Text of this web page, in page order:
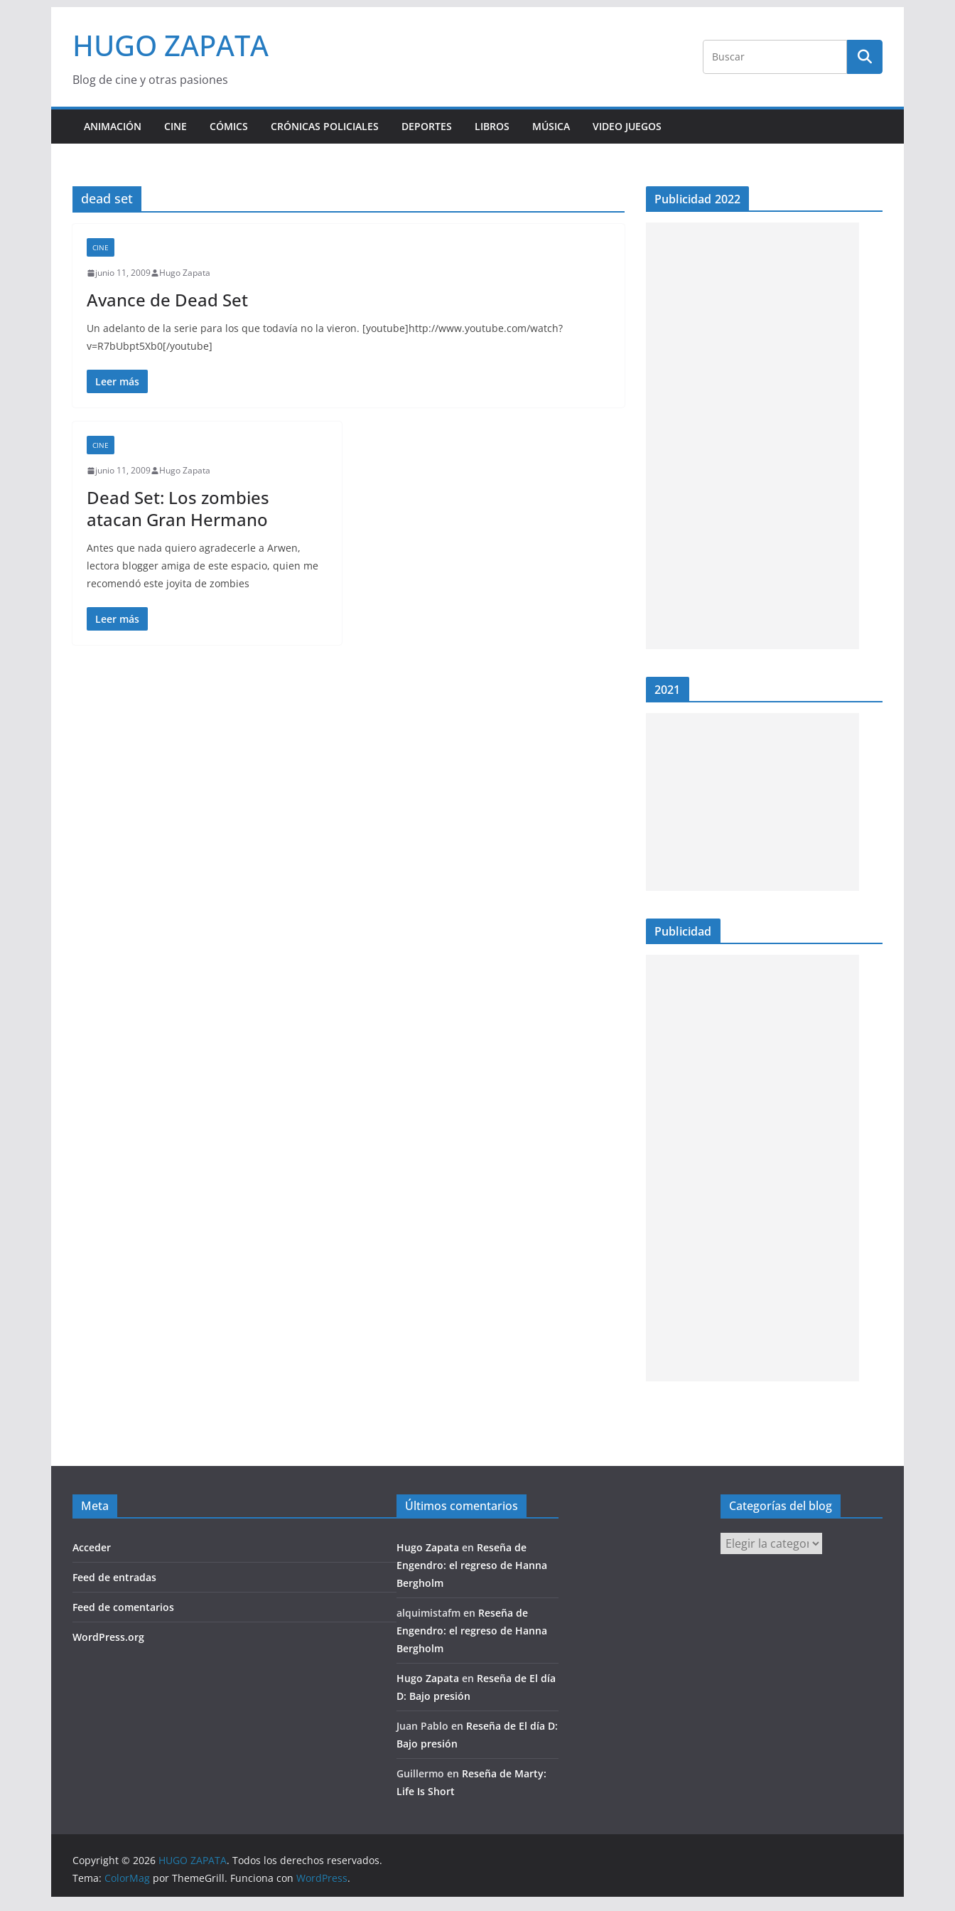
contenido
HUGO ZAPATA
Blog de cine y otras pasiones
ANIMACIÓN CINE CÓMICS CRÓNICAS POLICIALES DEPORTES LIBROS MÚSICA VIDEO JUEGOS
dead set
CINE
junio 11, 2009 Hugo Zapata
Avance de Dead Set
Un adelanto de la serie para los que todavía no la vieron. [youtube]http://www.youtube.com/watch?
v=R7bUbpt5Xb0[/youtube]
Leer más
CINE
junio 11, 2009 Hugo Zapata
Dead Set: Los zombies
atacan Gran Hermano
Antes que nada quiero agradecerle a Arwen,
lectora blogger amiga de este espacio, quien me
recomendó este joyita de zombies
Leer más
Publicidad 2022
2021
Publicidad
Meta
Acceder
Feed de entradas
Feed de comentarios
WordPress.org
Últimos comentarios
Hugo Zapata en Reseña de
Engendro: el regreso de Hanna
Bergholm
alquimistafm en Reseña de
Engendro: el regreso de Hanna
Bergholm
Hugo Zapata en Reseña de El día
D: Bajo presión
Juan Pablo en Reseña de El día D:
Bajo presión
Guillermo en Reseña de Marty:
Life Is Short
Categorías del blog
Categorías
del
Copyright © 2026 HUGO ZAPATA. Todos los derechos reservados.
Tema: ColorMag por ThemeGrill. Funciona con WordPress.